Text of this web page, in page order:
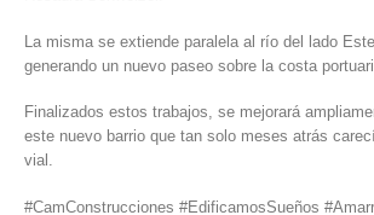
La misma se extiende paralela al río del lado
generando un nuevo paseo sobre la costa
Finalizados estos trabajos, se mejorará
este nuevo barrio que tan solo meses atrás
vial.
#CamConstrucciones #EdificamosSueños